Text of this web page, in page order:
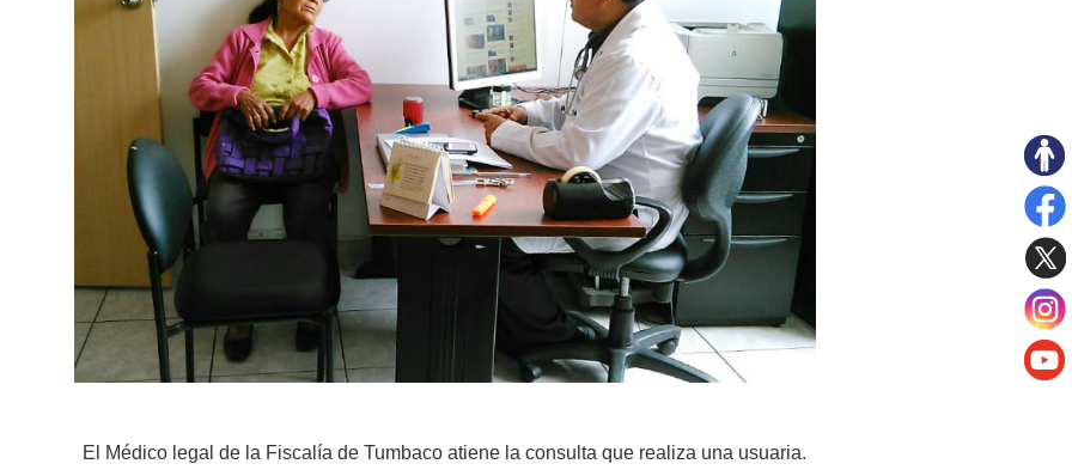
El Médico legal de la Fiscalía de Tumbaco atiene la consulta que realiza una usuaria.